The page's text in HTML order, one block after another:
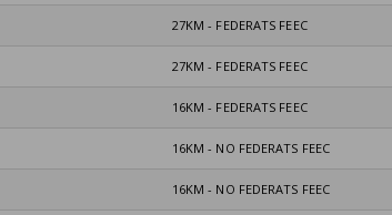
27KM - FEDERATS FEEC
27KM - FEDERATS FEEC
16KM - FEDERATS FEEC
16KM - NO FEDERATS FEEC
16KM - NO FEDERATS FEEC